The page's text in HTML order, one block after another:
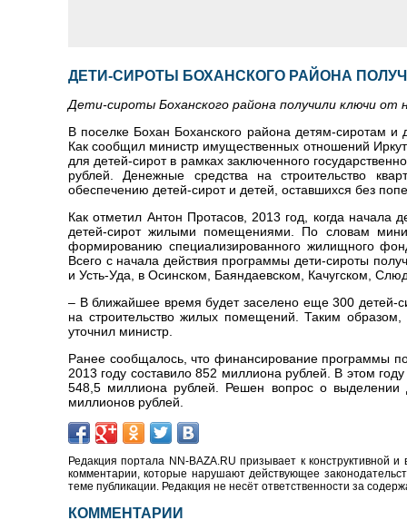
ДЕТИ-СИРОТЫ БОХАНСКОГО РАЙОНА
Дети-сироты Боханского района получили ключи от
В поселке Бохан Боханского района детям-сиротам
Как сообщил министр имущественных отношений
для детей-сирот в рамках заключенного
рублей. Денежные средства на строительство
обеспечению детей-сирот и детей, оставшихся без
Как отметил Антон Протасов, 2013 год, когда начала
детей-сирот жилыми помещениями. По словам
формированию специализированного жилищного
Всего с начала действия программы дети-сироты
и Усть-Уда, в Осинском, Баяндаевском, Качугском,
– В ближайшее время будет заселено еще 300 детей-
на строительство жилых помещений. Таким
уточнил министр.
Ранее сообщалось, что финансирование программы
2013 году составило 852 миллиона рублей. В этом
548,5 миллиона рублей. Решен вопрос о выделении
миллионов рублей.
Редакция портала NN-BAZA.RU призывает к конструктивной
комментарии, которые нарушают действующее
теме публикации. Редакция не несёт ответственности за
КОММЕНТАРИИ